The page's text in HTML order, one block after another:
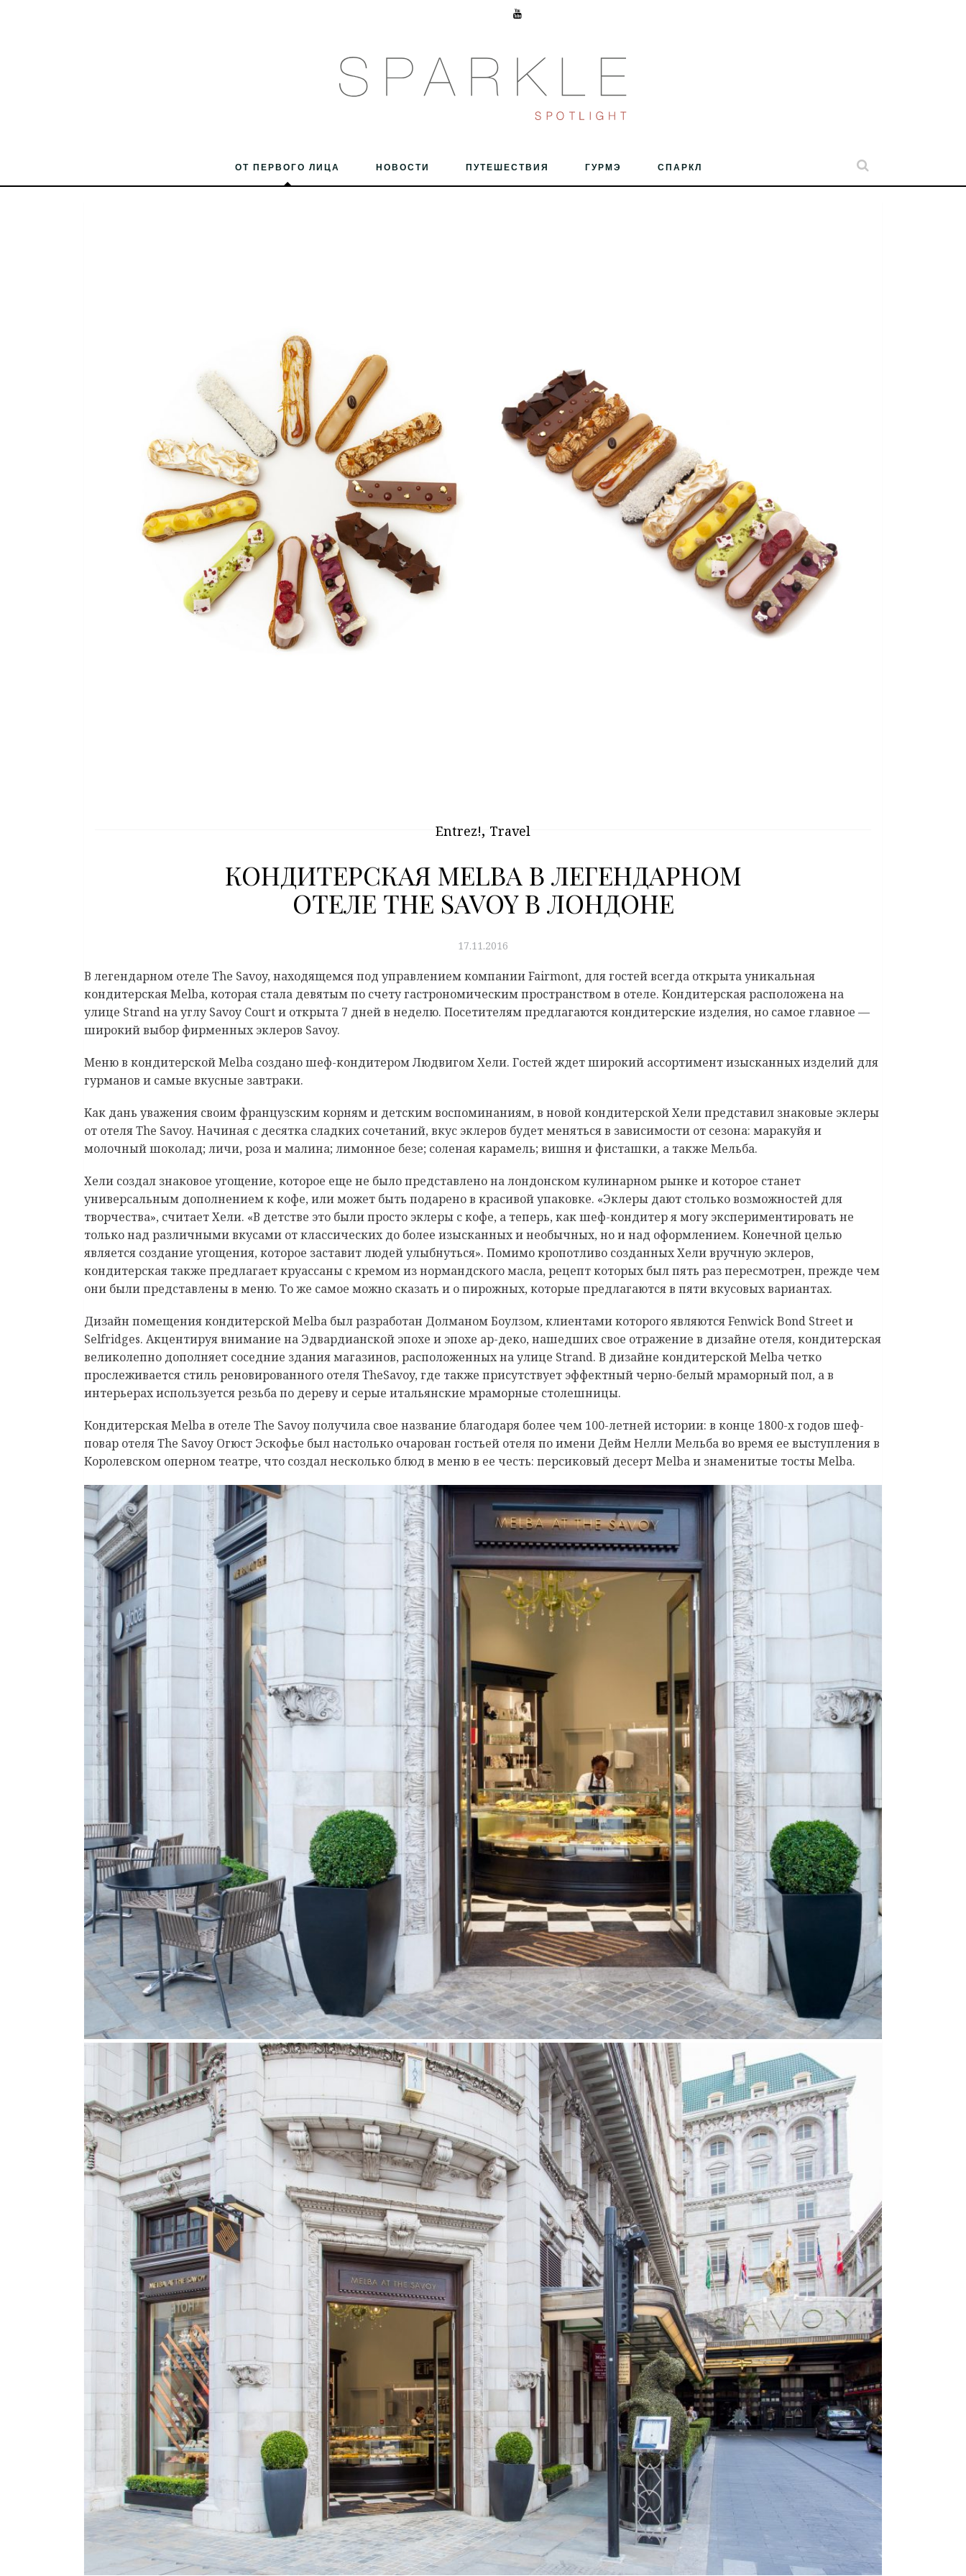
ОТ ПЕРВОГО ЛИЦА НОВОСТИ ПУТЕШЕСТВИЯ ГУРМЭ СПАРКЛ
Entrez!, Travel
КОНДИТЕРСКАЯ MELBA В ЛЕГЕНДАРНОМ
ОТЕЛЕ THE SAVOY В ЛОНДОНЕ
17.11.2016
В легендарном отеле The Savoy, находящемся под управлением компании Fairmont, для гостей всегда открыта уникальная
кондитерская Melba, которая стала девятым по счету гастрономическим пространством в отеле. Кондитерская расположена на
улице Strand на углу Savoy Court и открыта 7 дней в неделю. Посетителям предлагаются кондитерские изделия, но самое главное —
широкий выбор фирменных эклеров Savoy.
Меню в кондитерской Melba создано шеф-кондитером Людвигом Хели. Гостей ждет широкий ассортимент изысканных изделий для
гурманов и самые вкусные завтраки.
Как дань уважения своим французским корням и детским воспоминаниям, в новой кондитерской Хели представил знаковые эклеры
от отеля The Savoy. Начиная с десятка сладких сочетаний, вкус эклеров будет меняться в зависимости от сезона: маракуйя и
молочный шоколад; личи, роза и малина; лимонное безе; соленая карамель; вишня и фисташки, а также Мельба.
Хели создал знаковое угощение, которое еще не было представлено на лондонском кулинарном рынке и которое станет
универсальным дополнением к кофе, или может быть подарено в красивой упаковке. «Эклеры дают столько возможностей для
творчества», считает Хели. «В детстве это были просто эклеры с кофе, а теперь, как шеф-кондитер я могу экспериментировать не
только над различными вкусами от классических до более изысканных и необычных, но и над оформлением. Конечной целью
является создание угощения, которое заставит людей улыбнуться». Помимо кропотливо созданных Хели вручную эклеров,
кондитерская также предлагает круассаны с кремом из нормандского масла, рецепт которых был пять раз пересмотрен, прежде чем
они были представлены в меню. То же самое можно сказать и о пирожных, которые предлагаются в пяти вкусовых вариантах.
Дизайн помещения кондитерской Melba был разработан Долманом Боулзом,клиентами которого являются Fenwick Bond Street и
Selfridges. Акцентируя внимание на Эдвардианской эпохе и эпохе ар-деко, нашедших свое отражение в дизайне отеля, кондитерская
великолепно дополняет соседние здания магазинов, расположенных на улице Strand. В дизайне кондитерской Melba четко
прослеживается стиль реновированного отеля TheSavoy, где также присутствует эффектный черно-белый мраморный пол, а в
интерьерах используется резьба по дереву и серые итальянские мраморные столешницы.
Кондитерская Melba в отеле The Savoy получила свое название благодаря более чем 100-летней истории: в конце 1800-х годов шеф-
повар отеля The Savoy Огюст Эскофье был настолько очарован гостьей отеля по имени Дейм Нелли Мельбаво время ее выступления в
Королевском оперном театре, что создал несколько блюд в меню в ее честь: персиковый десерт Melba и знаменитые тосты Melba.